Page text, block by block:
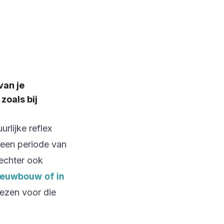
je
bij
reflex
periode van
ook
of in
voor die